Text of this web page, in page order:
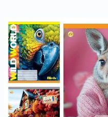
Новини
Бренди
Акція
Контакти